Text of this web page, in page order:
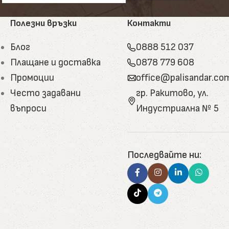
може да бъде състарена или обгорена
родопска лайсна, криволинейни и с
къщички за домашни любимци, арт декор.
дървесина.
допълнителни елементи. Подходящи за
основата на боров катран, пчелен восък, гъша
използвани за отопление, мулчиране и
развитие и природосъобразност.
да отговорят както на класически, така
Полезни връзки
Блог
Плащане и доставка
Промоции
Често задавани
въпроси
Контакти
0888 512 037
0878 779 608
гр. Ракитово, ул.
Индустриална № 5
Последвайте ни: